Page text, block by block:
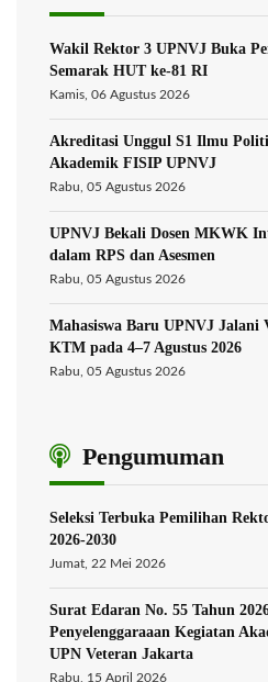
Wakil Rektor 3 UPNVJ Buka
Semarak HUT ke-81 RI
Kamis, 06 Agustus 2026
Akreditasi Unggul S1 Ilmu
Akademik FISIP UPNVJ
Rabu, 05 Agustus 2026
UPNVJ Bekali Dosen MKWK
dalam RPS dan Asesmen
Rabu, 05 Agustus 2026
Mahasiswa Baru UPNVJ Jalani
KTM pada 4–7 Agustus 2026
Rabu, 05 Agustus 2026
Pengumuman
Seleksi Terbuka Pemilihan
2026-2030
Jumat, 22 Mei 2026
Surat Edaran No. 55 Tahun
Penyelenggaraaan Kegiatan
UPN Veteran Jakarta
Rabu, 15 April 2026